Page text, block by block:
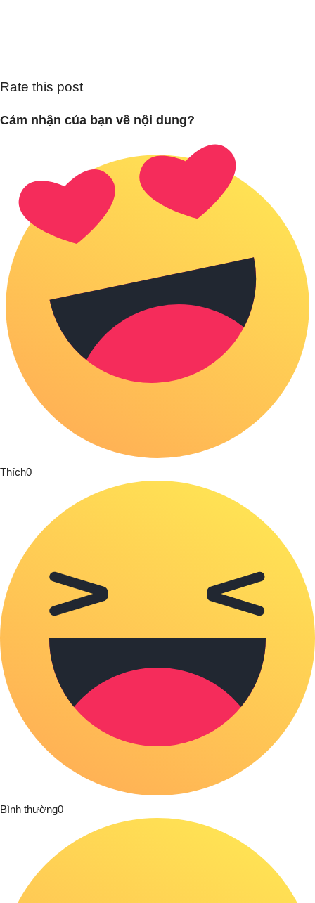
Rate this post
Cảm nhận của bạn về nội dung?
Thích0
Bình thường0